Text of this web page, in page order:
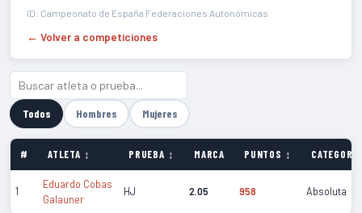
ID: Campeonato de España Federaciones Autonómicas
← Volver a competiciones
Todos Hombres Mujeres
# ATLETA ↕ PRUEBA ↕ MARCA PUNTOS ↕
1
Eduardo Cobas
Galauner
HJ 2.05 958 Absoluta